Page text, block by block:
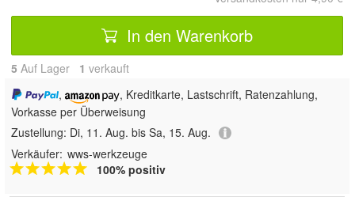
In den Warenkorb
5 Auf Lager 1 verkauft
,
, Kreditkarte, Lastschrift, Ratenzahlung,
Vorkasse per Überweisung
Zustellung: Di, 11. Aug. bis Sa, 15. Aug.
Verkäufer: wws-werkzeuge
100% positiv